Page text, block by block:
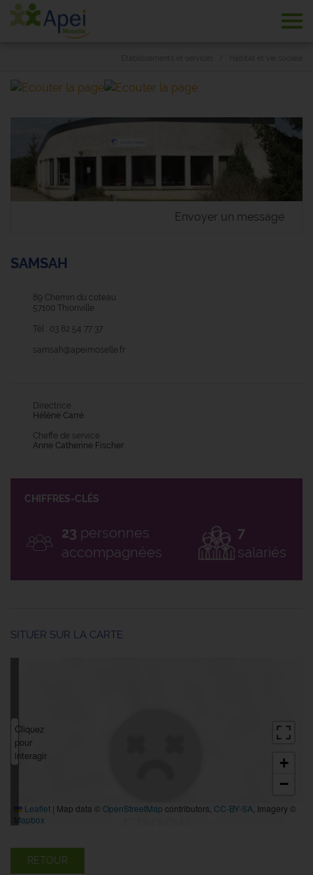
Envoyer un message
SAMSAH
89 Chemin du coteau
57100 Thionville
Tél : 03 82 54 77 37
samsah@apeimoselle.fr
Directrice
Hélène Carré
Cheffe de service
Anne Catherine Fischer
CHIFFRES-CLÉS
23 personnes
accompagnées
7
salariés
SITUER SUR LA CARTE
Cliquez
pour
interagir
+
−
Leaflet | Map data © OpenStreetMap contributors, CC-BY-SA , Imagery ©
Mapbox
RETOUR